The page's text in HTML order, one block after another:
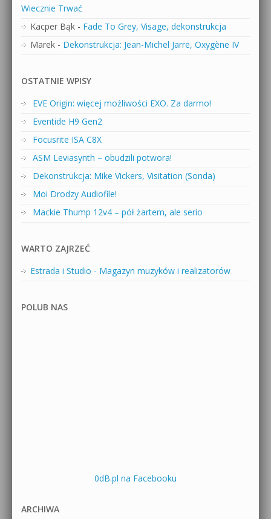
Wiecznie Trwać
Kacper Bąk - Fade To Grey, Visage, dekonstrukcja
Marek - Dekonstrukcja: Jean-Michel Jarre, Oxygène IV
OSTATNIE WPISY
EVE Origin: więcej możliwości EXO. Za darmo!
Eventide H9 Gen2
Focusrite ISA C8X
ASM Leviasynth – obudzili potwora!
Dekonstrukcja: Mike Vickers, Visitation (Sonda)
Moi Drodzy Audiofile!
Mackie Thump 12v4 – pół żartem, ale serio
WARTO ZAJRZEĆ
Estrada i Studio - Magazyn muzyków i realizatorów
POLUB NAS
0dB.pl na Facebooku
ARCHIWA